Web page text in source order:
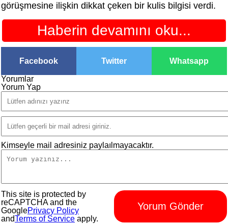
görüşmesine ilişkin dikkat çeken bir kulis bilgisi verdi.
Haberin devamını oku...
Facebook Twitter Whatsapp
Yorumlar
Yorum Yap
Kimseyle mail adresiniz paylaılmayacaktır.
Yorum Gönder
This site is protected by
reCAPTCHA and the
GooglePrivacy Policy
andTerms of Service apply.